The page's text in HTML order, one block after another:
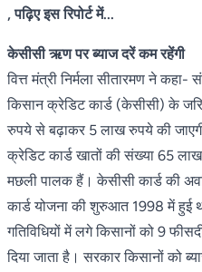
, पढ़िए इस रिपोर्ट में...
केसीसी ऋण पर ब्याज दरें कम रहेंगी
वित्त मंत्री निर्मला सीतारमण ने
किसान क्रेडिट कार्ड (केसीसी) के
रुपये से बढ़ाकर 5 लाख रुपये की
क्रेडिट कार्ड खातों की संख्या 65
मछली पालक हैं। केसीसी कार्ड की
कार्ड योजना की शुरुआत 1998 में
गतिविधियों में लगे किसानों को 9
दिया जाता है। सरकार किसानों को